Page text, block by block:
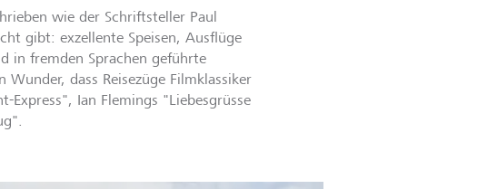
wie der Schriftsteller Paul
gibt: exzellente Speisen, Ausflüge
in fremden Sprachen geführte
dass Reisezüge Filmklassiker
Ian Flemings "Liebesgrüsse